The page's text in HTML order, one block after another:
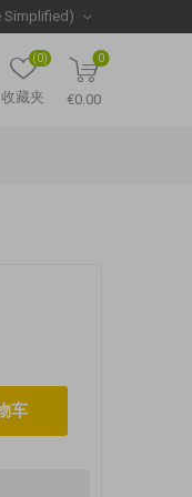
收藏夹
(0) 0
€0.00